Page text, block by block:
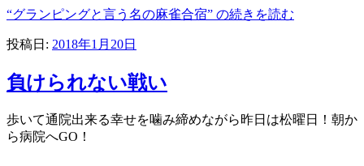
“グランピングと言う名の麻雀合宿” の続きを読む
投稿日: 2018年1月20日
負けられない戦い
歩いて通院出来る幸せを噛み締めながら昨日は松曜日！朝か
ら病院へGO！